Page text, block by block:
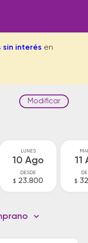
sin interés en
Modificar
LUNES
10 Ago
DESDE
$ 23.800
11
$